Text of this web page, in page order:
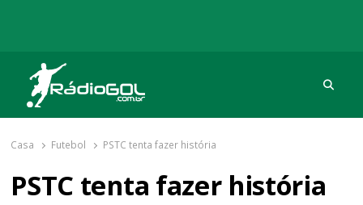
Rádio Gol
Há mais de 20 anos com as melhores coberturas
Casa Futebol PSTC tenta fazer história
PSTC tenta fazer história